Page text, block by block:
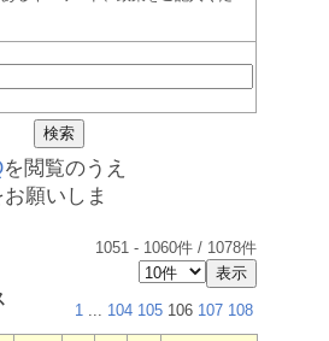
を閲覧のうえ
願いしま
1051 - 1060件 / 1078件
1 ... 104 105 106 107 108